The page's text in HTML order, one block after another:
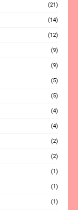
(21)
(14)
(12)
(9)
(9)
(5)
(5)
(4)
(4)
(2)
(2)
(1)
(1)
(1)